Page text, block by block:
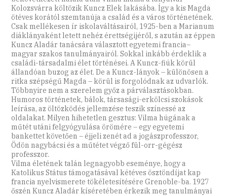
Kolozsvárra költözik Kuncz Elek lakásába. Így a kis Magda
ötéves korától szemtanúja a család és a város történetének.
Csak mellékesen ír iskolaváltásairól, 1925-ben a Marianum
diáklányaként letett nehéz érettségijéről, s azután az éppen
Kuncz Aladár tanácsára választott egyetemi francia–
magyar szakos tanulmányairól. Sokkal inkább érdeklik a
családi-társadalmi élet történései. A Kuncz-fiúk körül
állandóan buzog az élet. De a Kuncz-lányok – különösen a
ritka szépségű Magda – körül is forgolódnak az udvarlók.
Többnyire nem a szerelem győz a párválasztásokban.
Humoros történetek, bálok, társasági-erkölcsi szokások
leírása, az öltözködés jellemzése teszik színessé az
oldalakat. Milyen hihetetlen gesztus: Vilma húgának a
műtét utáni felgyógyulása örömére – egy egyetemi
bankettet követően – éjjeli zenét ad a jogászprofesszor,
Ödön nagybácsi és a műtétet végző fül-orr-gégész
professzor.
Vilma életének talán legnagyobb eseménye, hogy a
Katolikus Státus támogatásával kétéves ösztöndíjat kap
francia nyelvismerete tökéletesítésére Grenoble-ba. 1927
őszén Kuncz Aladár kíséretében érkezik meg tanulmányai